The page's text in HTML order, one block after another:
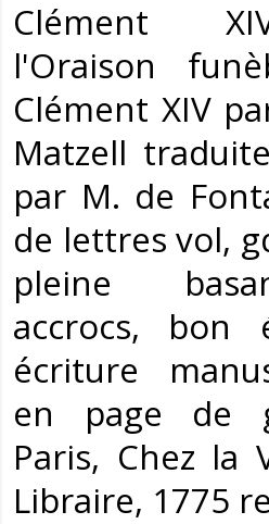
Clément
l'Oraison
Clément XIV
Matzell
par M. de
de lettres vol,
pleine
accrocs, bon
écriture
en page de
Paris, Chez la
Libraire, 1775